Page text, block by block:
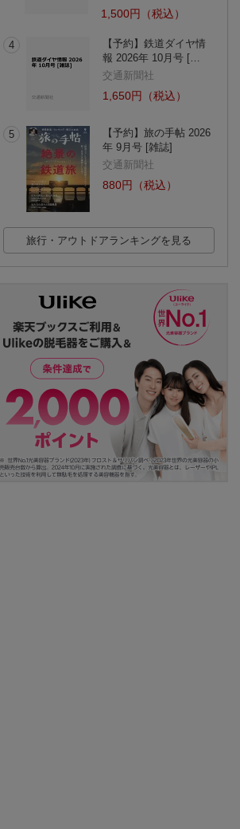
1,500円（税込）
4
【予約】鉄道ダイヤ情
報 2026年 10月号 […
交通新聞社
1,650円（税込）
5
【予約】旅の手帖 2026
年 9月号 [雑誌]
交通新聞社
880円（税込）
旅行・アウトドアランキングを見る